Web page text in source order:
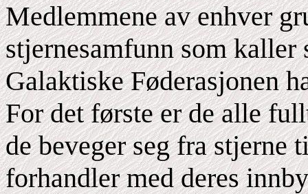
Medlemmene av enhver
stjernesamfunn som kaller
Galaktiske Føderasjonen
For det første er de alle
de beveger seg fra stjerne
forhandler med deres